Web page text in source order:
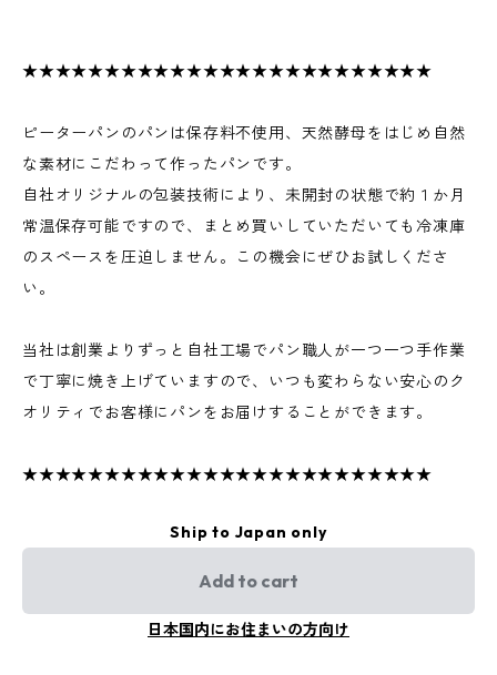
★★★★★★★★★★★★★★★★★★★★★★★★★
ピーターパンのパンは保存料不使用、天然酵母をはじめ自然
な素材にこだわって作ったパンです。
自社オリジナルの包装技術により、未開封の状態で約１か月
常温保存可能ですので、まとめ買いしていただいても冷凍庫
のスペースを圧迫しません。この機会にぜひお試しくださ
い。
当社は創業よりずっと自社工場でパン職人が一つ一つ手作業
で丁寧に焼き上げていますので、いつも変わらない安心のク
オリティでお客様にパンをお届けすることができます。
★★★★★★★★★★★★★★★★★★★★★★★★★
Ship to Japan only
Add to cart
日本国内にお住まいの方向け